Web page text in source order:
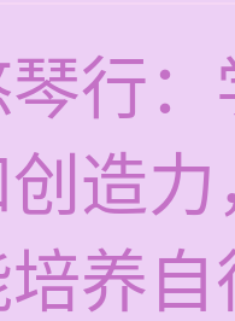
行
造
养